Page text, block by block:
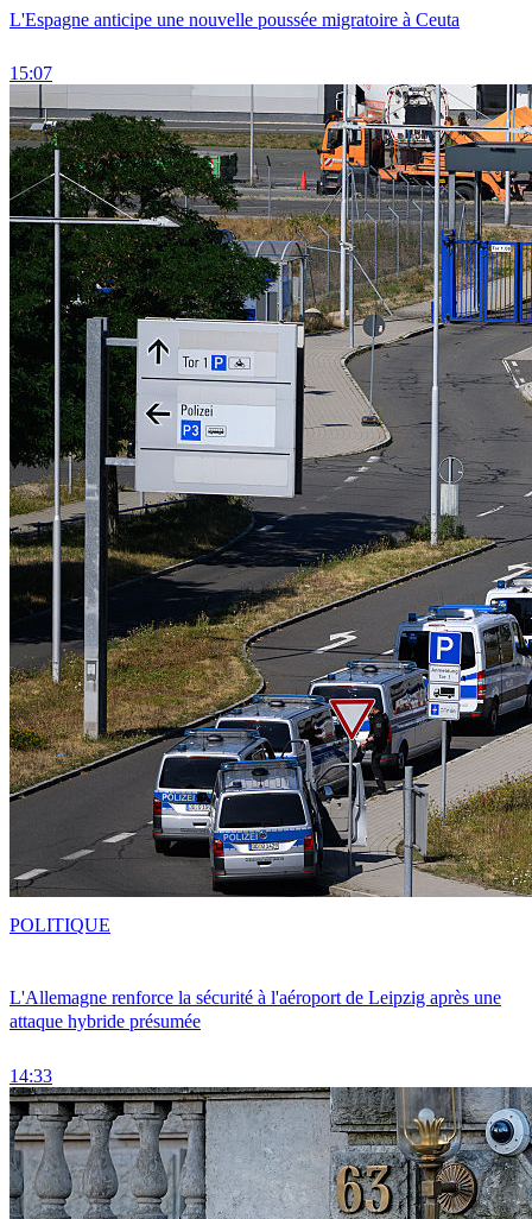
L'Espagne anticipe une nouvelle poussée migratoire à Ceuta
15:07
L'Allemagne renforce la sécurité à l'aéroport de Leipzig après une
attaque hybride présumée
14:33
POLITIQUE